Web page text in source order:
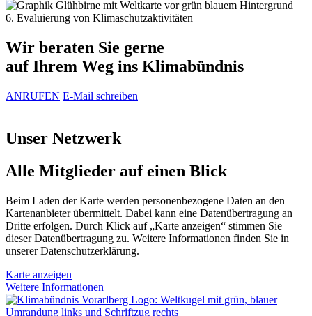
6. Evaluierung von Klimaschutzaktivitäten
Wir beraten Sie gerne
auf Ihrem Weg ins Klimabündnis
ANRUFEN E-Mail schreiben
Unser Netzwerk
Alle Mitglieder auf einen Blick
Beim Laden der Karte werden personenbezogene Daten an den
Kartenanbieter übermittelt. Dabei kann eine Datenübertragung an
Dritte erfolgen. Durch Klick auf „Karte anzeigen“ stimmen Sie
dieser Datenübertragung zu. Weitere Informationen finden Sie in
unserer Datenschutzerklärung.
Karte anzeigen
Weitere Informationen